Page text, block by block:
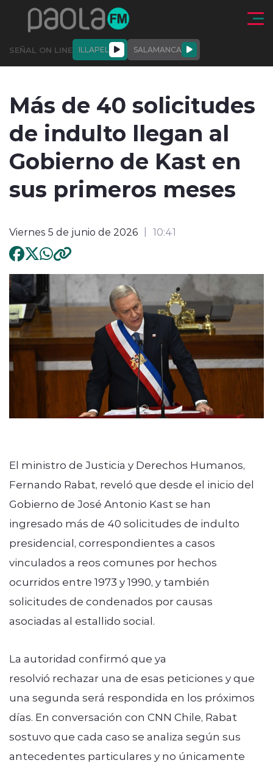
Click acá para ir directamente al contenido
SEÑAL ON LINE ILLAPEL SALAMANCA
ENTREVISTAS
modo claro
Más de 40 solicitudes
de indulto llegan al
Gobierno de Kast en
sus primeros meses
Viernes 5 de junio de 2026 10:41
El ministro de Justicia y Derechos Humanos,
Fernando Rabat, reveló que desde el inicio del
Gobierno de José Antonio Kast se han
ingresado más de 40 solicitudes de indulto
presidencial, correspondientes a casos
vinculados a reos comunes por hechos
ocurridos entre 1973 y 1990, y también
solicitudes de condenados por causas
asociadas al estallido social.
La autoridad confirmó que ya
resolvió rechazar una de esas peticiones y que
una segunda será respondida en los próximos
días. En conversación con CNN Chile, Rabat
sostuvo que cada caso se analiza según sus
antecedentes particulares y no únicamente